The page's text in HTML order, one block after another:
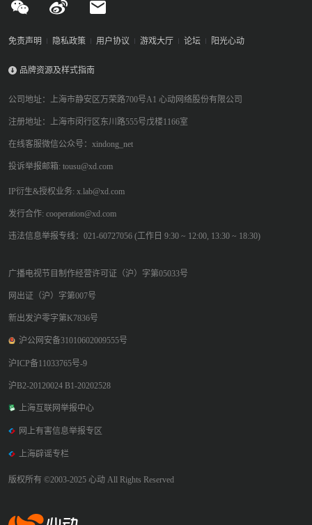
免责声明 隐私政策 用户协议 游戏大厅 论坛 阳光心动
品牌资源及样式指南
公司地址：上海市静安区万荣路700号A1 心动网络股份有限公司
注册地址：上海市闵行区东川路555号戊楼1166室
在线客服微信公众号：xindong_net
投诉举报邮箱: tousu@xd.com
IP衍生&授权业务: x.lab@xd.com
发行合作: cooperation@xd.com
违法信息举报专线：021-60727056 (工作日 9:30 ~ 12:00, 13:30 ~ 18:30)
广播电视节目制作经营许可证（沪）字第05033号
网出证（沪）字第007号
新出发沪零字第K7836号
沪公网安备31010602009555号
沪ICP备11033765号-9
沪B2-20120024 B1-20202528
上海互联网举报中心
网上有害信息举报专区
上海辟谣专栏
版权所有 ©2003-2025 心动 All Rights Reserved
心动网络